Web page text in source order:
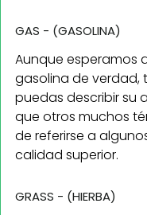
GAS - (GASOLINA)
Aunque esperamos
gasolina de verdad,
puedas describir su
que otros muchos
de referirse a
calidad superior.
GRASS - (HIERBA)